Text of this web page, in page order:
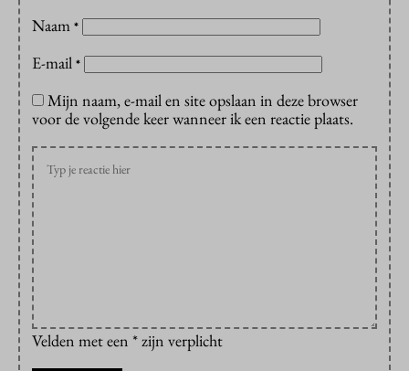
Naam *
E-mail *
Mijn naam, e-mail en site opslaan in deze browser
voor de volgende keer wanneer ik een reactie plaats.
Velden met een * zijn verplicht